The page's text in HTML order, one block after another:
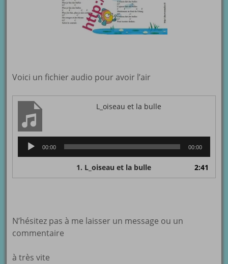
Voici un fichier audio pour avoir l’air
L_oiseau et la bulle
audio
00:00 00:00
1. L_oiseau et la bulle 2:41
N’hésitez pas à me laisser un message ou un
commentaire
à très vite